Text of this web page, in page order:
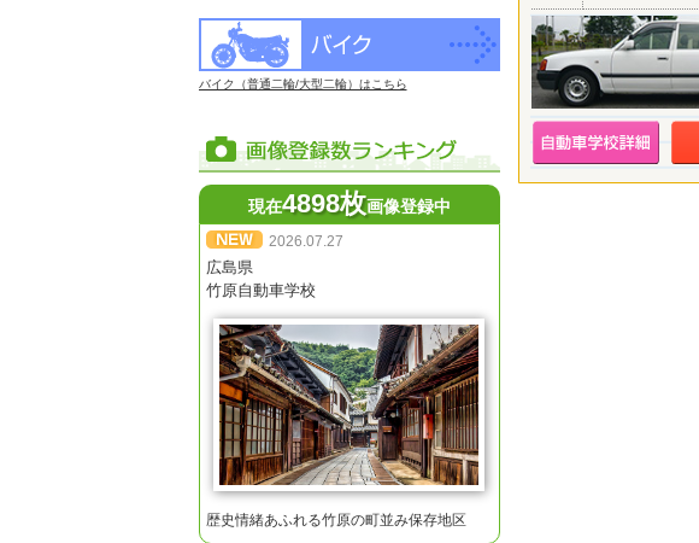
バイク（普通二輪/大型二輪）はこちら
現在4898枚画像登録中
2026.07.27
広島県
竹原自動車学校
歴史情緒あふれる竹原の町並み保存地区